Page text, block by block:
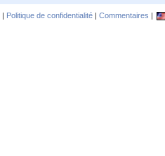
| Politique de confidentialité | Commentaires |